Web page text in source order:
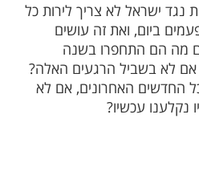
ישראל לא צריך לירות כל
ביום, ואת זה עושים
מה הם התחפרו בשנה
לא בשביל הרגעים האלה?
החדשים האחרונים, אם לא
נקלענו עכשיו?